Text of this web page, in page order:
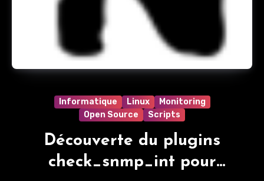
Informatique Linux
Monitoring
Open Source
Scripts
Découverte du plugins
check_snmp_int pour